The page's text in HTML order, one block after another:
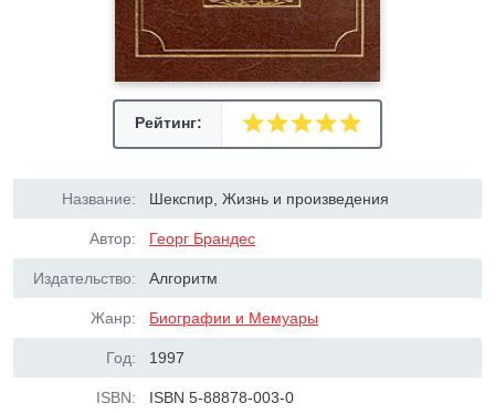
Рейтинг:
Название: Шекспир, Жизнь и произведения
Автор: Георг Брандес
Издательство: Алгоритм
Жанр: Биографии и Мемуары
Год: 1997
ISBN: ISBN 5-88878-003-0